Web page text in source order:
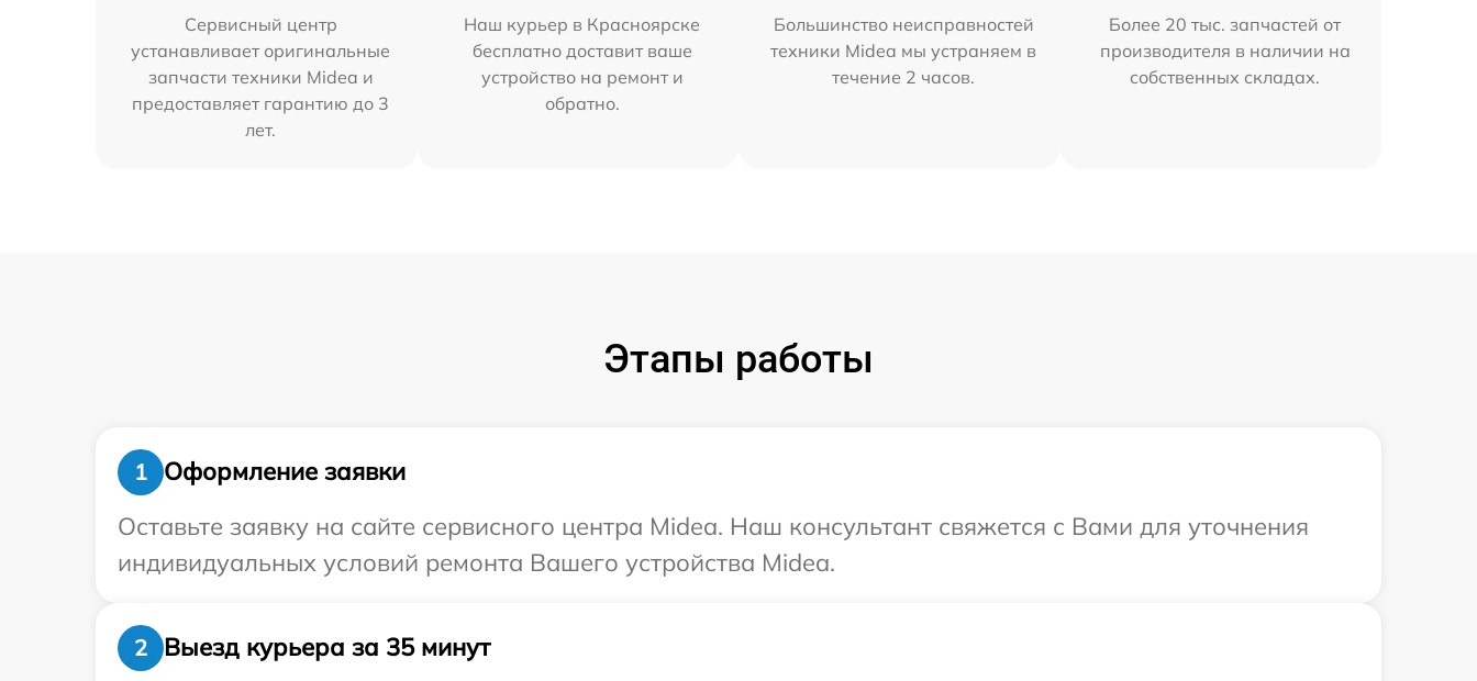
Сервисный центр
устанавливает оригинальные
запчасти техники Midea и
предоставляет гарантию до 3
лет.
Наш курьер в Красноярске
бесплатно доставит ваше
устройство на ремонт и
обратно.
Большинство неисправностей
техники Midea мы устраняем в
течение 2 часов.
Более 20 тыс. запчастей от
производителя в наличии на
собственных складах.
Этапы работы
1
Оформление заявки
Оставьте заявку на сайте сервисного центра Midea. Наш консультант свяжется с Вами для уточнения
индивидуальных условий ремонта Вашего устройства Midea.
2
Выезд курьера за 35 минут